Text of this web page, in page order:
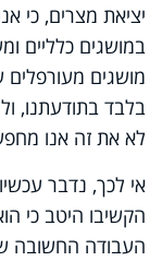
יציאת מצרים, כי
במושגים כלליים
מושגים
בלבד בתודעתנו,
לא את זה אנו
אי לכך, נדבר
הקשיבו היטב כי
העבודה החשובה